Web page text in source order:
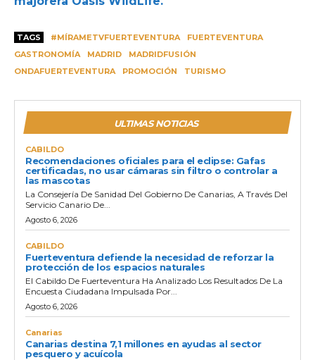
TAGS #MÍRAMETVFUERTEVENTURA
FUERTEVENTURA
GASTRONOMÍA
MADRID
MADRIDFUSIÓN
ONDAFUERTEVENTURA
PROMOCIÓN TURISMO
ULTIMAS NOTICIAS
CABILDO
Recomendaciones oficiales para el eclipse: Gafas
certificadas, no usar cámaras sin filtro o controlar a
las mascotas
La Consejería De Sanidad Del Gobierno De Canarias, A Través Del
Servicio Canario De...
Agosto 6, 2026
CABILDO
Fuerteventura defiende la necesidad de reforzar la
protección de los espacios naturales
El Cabildo De Fuerteventura Ha Analizado Los Resultados De La
Encuesta Ciudadana Impulsada Por...
Agosto 6, 2026
Canarias
Canarias destina 7,1 millones en ayudas al sector
pesquero y acuícola